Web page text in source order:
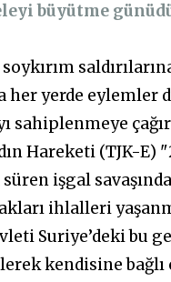
büyütme
her yerde eylemler
sahiplenmeye
Hareketi (TJK-E)
işgal savaşında
ihlalleri
Suriye’deki bu
kendisine